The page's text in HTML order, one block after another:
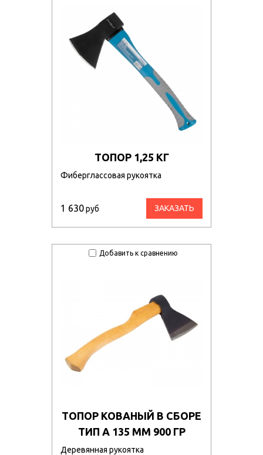
ТОПОР 1,25 КГ
Фиберглассовая рукоятка
1 630руб ЗАКАЗАТЬ
Добавить к сравнению
ТОПОР КОВАНЫЙ В СБОРЕ
ТИП А 135 ММ 900 ГР
Деревянная рукоятка